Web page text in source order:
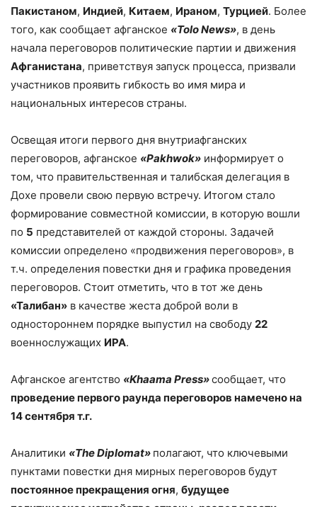
Пакистаном, Индией, Китаем, Ираном, Турцией. Более
того, как сообщает афганское «ToloNews», в день
начала переговоров политические партии и движения
Афганистана, приветствуя запуск процесса, призвали
участников проявить гибкость во имя мира и
национальных интересов страны.
Освещая итоги первого дня внутриафганских
переговоров, афганское «Pakhwok» информирует о
том, что правительственная и талибская делегация в
Дохе провели свою первую встречу. Итогом стало
формирование совместной комиссии, в которую вошли
по 5 представителей от каждой стороны. Задачей
комиссии определено «продвижения переговоров», в
т.ч. определения повестки дня и графика проведения
переговоров. Стоит отметить, что в тот же день
«Талибан» в качестве жеста доброй воли в
одностороннем порядке выпустил на свободу 22
военнослужащих ИРА.
Афганское агентство «Khaama Press»сообщает, что
проведение первого раунда переговоров намечено на
14 сентября т.г.
Аналитики «TheDiplomat» полагают, что ключевыми
пунктами повестки дня мирных переговоров будут
постоянное прекращения огня, будущее